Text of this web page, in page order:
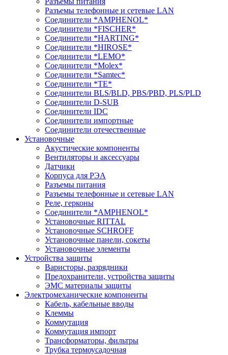
Разъемы телефонные и сетевые LAN
Соединители *AMPHENOL*
Соединители *FISCHER*
Соединители *HARTING*
Соединители *HIROSE*
Соединители *LEMO*
Соединители *Molex*
Соединители *Samtec*
Соединители *TE*
Соединители BLS/BLD, PBS/PBD, PLS/PLD
Соединители D-SUB
Соединители IDC
Соединители импортные
Соединители отечественные
Установочные
Акустические компоненты
Вентиляторы и аксессуары
Датчики
Корпуса для РЭА
Разъемы питания
Разъемы телефонные и сетевые LAN
Реле, герконы
Соединители *AMPHENOL*
Установочные RITTAL
Установочные SCHROFF
Установочные панели, сокеты
Установочные элементы
Устройства защиты
Варисторы, разрядники
Предохранители, устройства защиты
ЭМС материалы защиты
Электромеханические компоненты
Кабель, кабельные вводы
Клеммы
Коммутация
Коммутация импорт
Трансформаторы, фильтры
Трубка термоусадочная